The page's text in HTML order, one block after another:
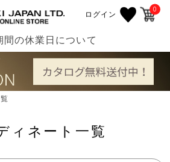
ログイン 0
間の休業日について
ィネート一覧